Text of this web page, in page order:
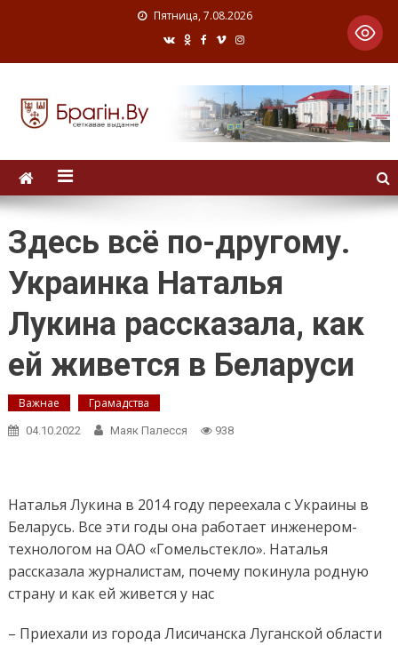
Пятница, 7.08.2026
Здесь всё по-другому.
Украинка Наталья
Лукина рассказала, как
ей живется в Беларуси
Важнае Грамадства
04.10.2022 Маяк Палесся 938
Наталья Лукина в 2014 году переехала с Украины в
Беларусь. Все эти годы она работает инженером-
технологом на ОАО «Гомельстекло». Наталья
рассказала журналистам, почему покинула родную
страну и как ей живется у нас
– Приехали из города Лисичанска Луганской области